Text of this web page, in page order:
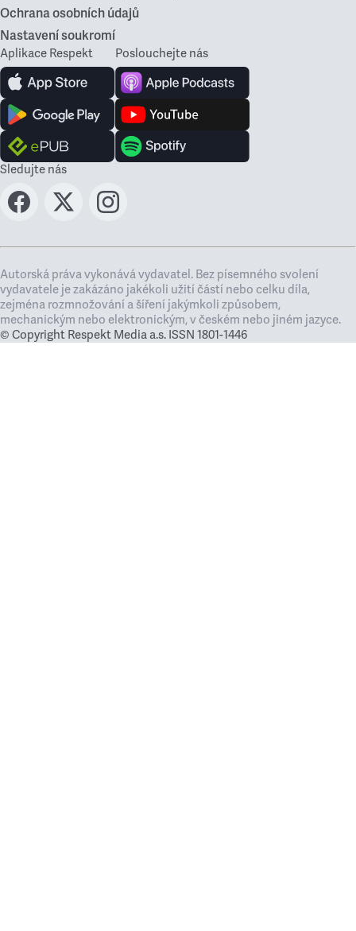
Ochrana osobních údajů
Nastavení soukromí
Aplikace Respekt Poslouchejte nás
Sledujte nás
Autorská práva vykonává vydavatel. Bez písemného svolení
vydavatele je zakázáno jakékoli užití částí nebo celku díla,
zejména rozmnožování a šíření jakýmkoli způsobem,
mechanickým nebo elektronickým, v českém nebo jiném jazyce.
© Copyright Respekt Media a.s. ISSN 1801-1446